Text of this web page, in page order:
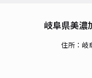
岐阜県美濃
住所：岐